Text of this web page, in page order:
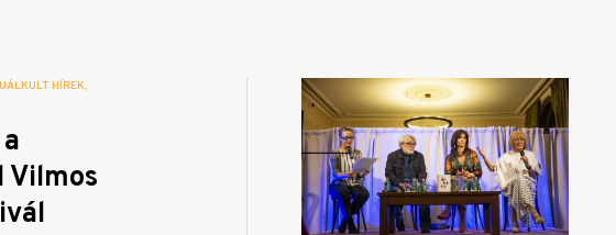
HÍREK
Vilmos